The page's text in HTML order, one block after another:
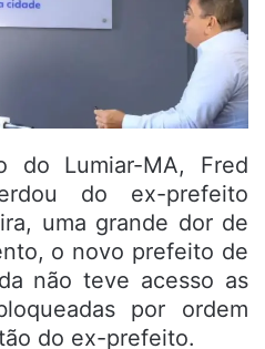
do Lumiar-MA, Fred
do ex-prefeito
uma grande dor de
o novo prefeito de
não teve acesso as
por ordem
do ex-prefeito.